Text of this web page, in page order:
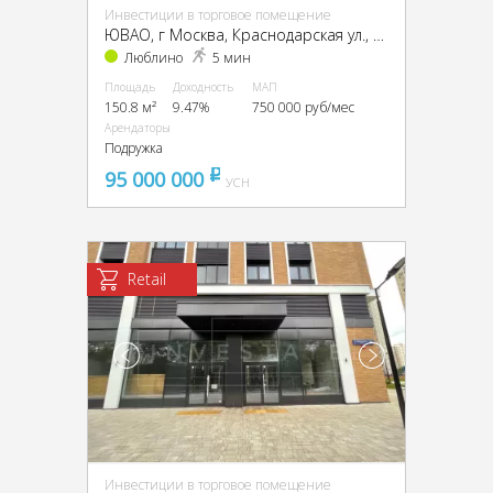
Инвестиции в торговое помещение
ЮВАО, г Москва, Краснодарская ул., 57, кор. 3
Люблино 5 мин
Площадь
150.8 м²
Доходность
9.47%
МАП
750 000 руб/мес
Арендаторы
Подружка
95 000 000 pуб
УСН
Retail
Инвестиции в торговое помещение